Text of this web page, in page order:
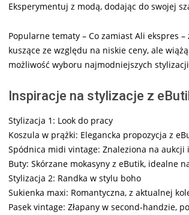
Eksperymentuj z modą, dodając do swojej
Popularne tematy – Co zamiast Ali ekspres
kuszące ze względu na niskie ceny, ale
możliwość wyboru najmodniejszych
Inspiracje na stylizacje z
Stylizacja 1: Look do pracy
Koszula w prążki: Elegancka propozycja z
Spódnica midi vintage: Znaleziona na
Buty: Skórzane mokasyny z eButik, idealne
Stylizacja 2: Randka w stylu boho
Sukienka maxi: Romantyczna, z aktualnej
Pasek vintage: Złapany w second-handzie,